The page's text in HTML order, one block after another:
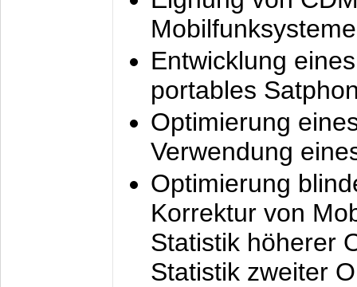
Mobilfunksysteme
Entwicklung
portables
Optimierung
Verwendung
Optimierung
Korrektur von
Statistik höherer
Statistik zweiter